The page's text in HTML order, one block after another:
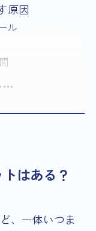
原因
ル
はある？
、一体いつま